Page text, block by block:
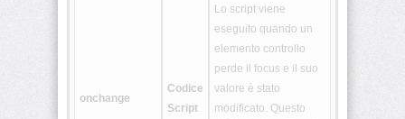
onchange
Codice
Script
Lo script viene
eseguito quando un
elemento controllo
perde il focus e il suo
valore è stato
modificato. Questo